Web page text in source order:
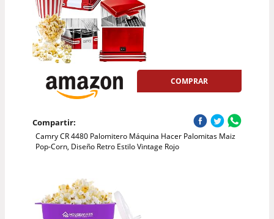
COMPRAR
Compartir:
Camry CR 4480 Palomitero Máquina Hacer Palomitas Maiz
Pop-Corn, Diseño Retro Estilo Vintage Rojo